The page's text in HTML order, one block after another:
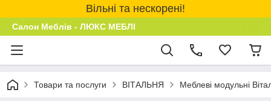
Вільні та нескорені!
Салон Меблів - ЛЮКС МЕБЛІ
Товари та послуги ВІТАЛЬНЯ Меблеві модульні